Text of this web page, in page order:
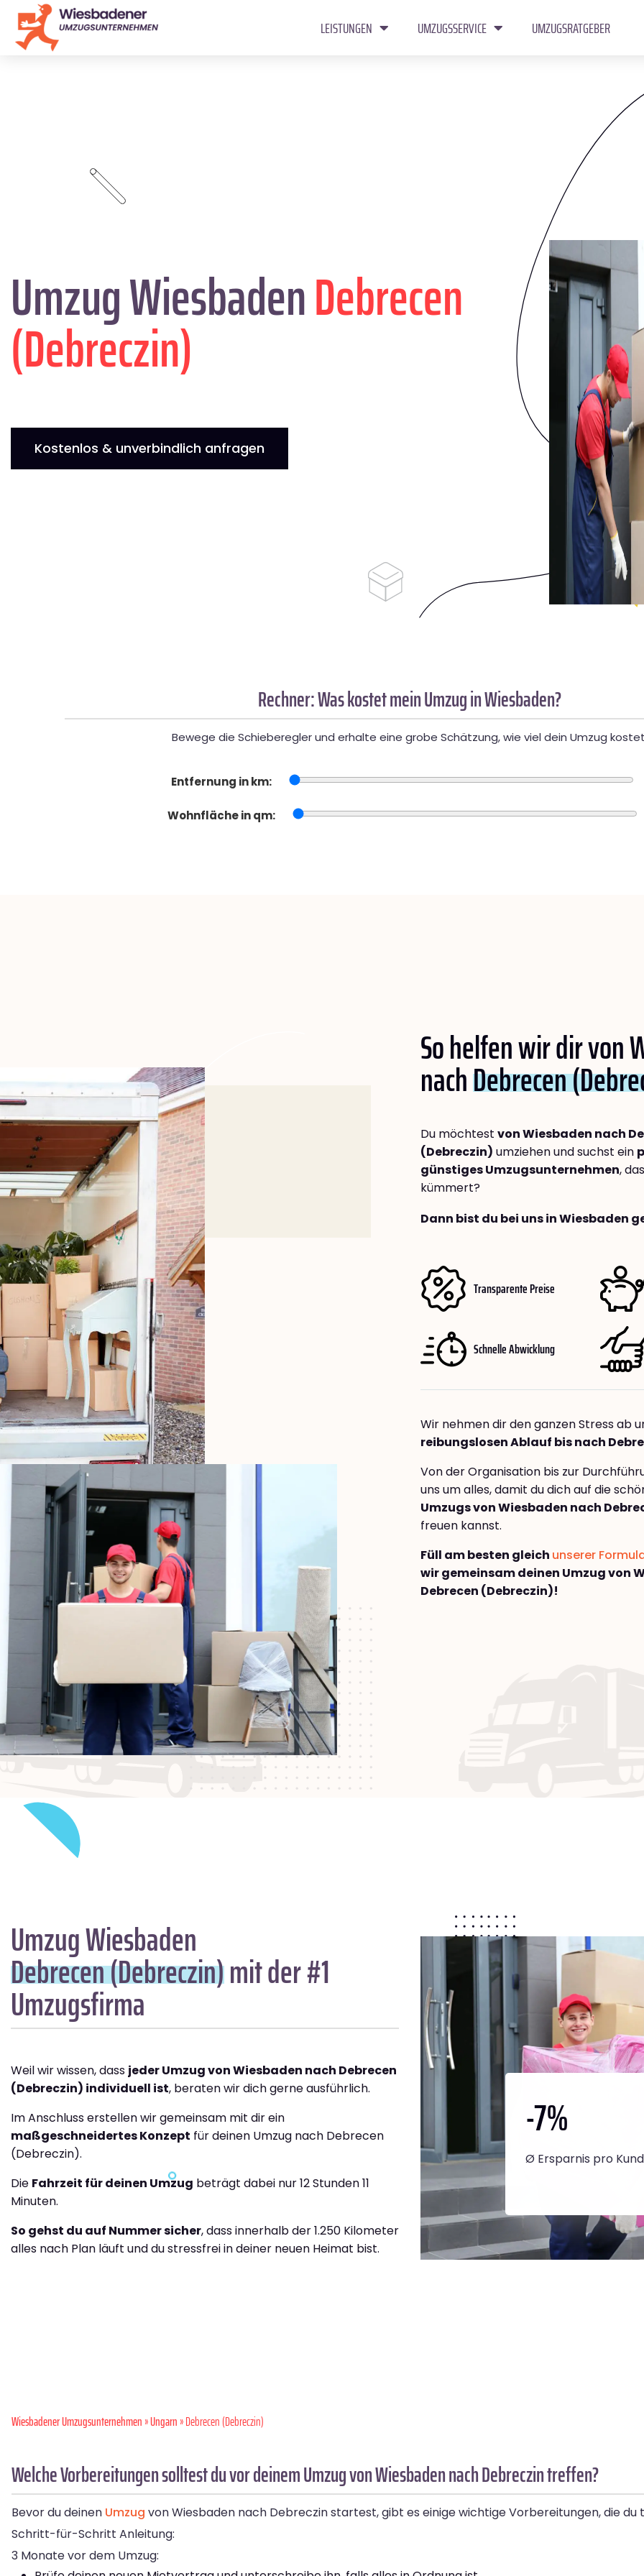
LEISTUNGEN UMZUGSSERVICE UMZUGSRATGEBER
Umzug WiesbadenDebrecen
(Debreczin)
Kostenlos & unverbindlich anfragen
Rechner: Was kostet mein Umzug in Wiesbaden?
Bewege die Schieberegler und erhalte eine grobe Schätzung, wie viel dein Umzug
Entfernung in km:
Wohnfläche in qm:
So helfen wir dir von
nachDebrecen
Du möchtest von Wiesbaden nach
(Debreczin) umziehen und suchst ein
günstiges Umzugsunternehmen,
kümmert?
Dann bist du bei uns in Wiesbaden
Transparente Preise
Schnelle Abwicklung
Wir nehmen dir den ganzen Stress ab
reibungslosen Ablauf bis nach
Von der Organisation bis zur
uns um alles, damit du dich auf die
Umzugs von Wiesbaden nach
freuen kannst.
Füll am besten gleich unserer
wir gemeinsam deinen Umzug von
Debrecen (Debreczin)!
Umzug Wiesbaden
Debrecen (Debreczin)mit der #1
Umzugsfirma
Weil wir wissen, dass jeder Umzug von Wiesbaden nach Debrecen
(Debreczin) individuell ist, beraten wir dich gerne ausführlich.
Im Anschluss erstellen wir gemeinsam mit dir ein
maßgeschneidertes Konzept für deinen Umzug nach Debrecen
(Debreczin).
Die Fahrzeit für deinen Umzug beträgt dabei nur 12 Stunden 11
Minuten.
So gehst du auf Nummer sicher, dass innerhalb der 1.250 Kilometer
alles nach Plan läuft und du stressfrei in deiner neuen Heimat bist.
-7%
Ø Ersparnis pro
Wiesbadener Umzugsunternehmen»Ungarn» Debrecen (Debreczin)
Welche Vorbereitungen solltest du vor deinem Umzug von Wiesbaden nach Debreczin treffen?
Bevor du deinen Umzug von Wiesbaden nach Debreczin startest, gibt es einige wichtige Vorbereitungen, die du
Schritt-für-Schritt Anleitung:
3 Monate vor dem Umzug: